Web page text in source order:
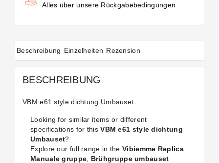
Alles über unsere Rückgabebedingungen
Beschreibung Einzelheiten Rezension
BESCHREIBUNG
VBM e61 style dichtung Umbauset
Looking for similar items or different
specifications for thisVBM e61 style dichtung
Umbauset?
Explore our full range in the Vibiemme Replica
Manuale gruppe
Brühgruppe umbauset